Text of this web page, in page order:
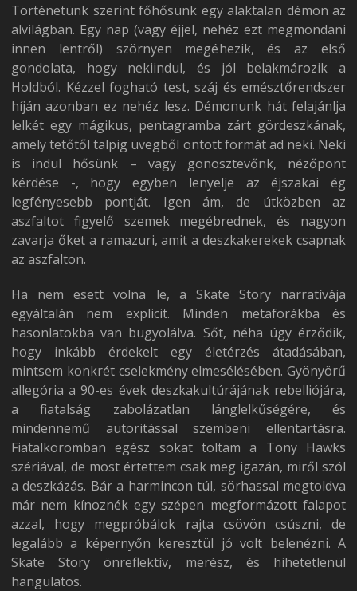
Történetünk szerint főhősünk egy alaktalan démon az
alvilágban. Egy nap (vagy éjjel, nehéz ezt megmondani
innen lentről) szörnyen megéhezik, és az első
gondolata, hogy nekiindul, és jól belakmározik a
Holdból. Kézzel fogható test, száj és emésztőrendszer
híján azonban ez nehéz lesz. Démonunk hát felajánlja
lelkét egy mágikus, pentagramba zárt gördeszkának,
amely tetőtől talpig üvegből öntött formát ad neki. Neki
is indul hősünk – vagy gonosztevőnk, nézőpont
kérdése -, hogy egyben lenyelje az éjszakai ég
legfényesebb pontját. Igen ám, de útközben az
aszfaltot figyelő szemek megébrednek, és nagyon
zavarja őket a ramazuri, amit a deszkakerekek csapnak
az aszfalton.
Ha nem esett volna le, a Skate Story narratívája
egyáltalán nem explicit. Minden metaforákba és
hasonlatokba van bugyolálva. Sőt, néha úgy érződik,
hogy inkább érdekelt egy életérzés átadásában,
mintsem konkrét cselekmény elmesélésében. Gyönyörű
allegória a 90-es évek deszkakultúrájának rebelliójára,
a fiatalság zabolázatlan lánglelkűségére, és
mindennemű autoritással szembeni ellentartásra.
Fiatalkoromban egész sokat toltam a Tony Hawks
szériával, de most értettem csak meg igazán, miről szól
a deszkázás. Bár a harmincon túl, sörhassal megtoldva
már nem kínoznék egy szépen megformázott falapot
azzal, hogy megpróbálok rajta csövön csúszni, de
legalább a képernyőn keresztül jó volt belenézni. A
Skate Story önreflektív, merész, és hihetetlenül
hangulatos.